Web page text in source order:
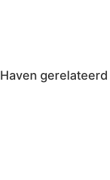
Haven gerelateerd